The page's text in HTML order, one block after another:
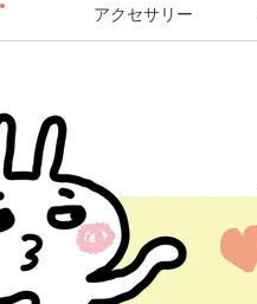
アクセサリー